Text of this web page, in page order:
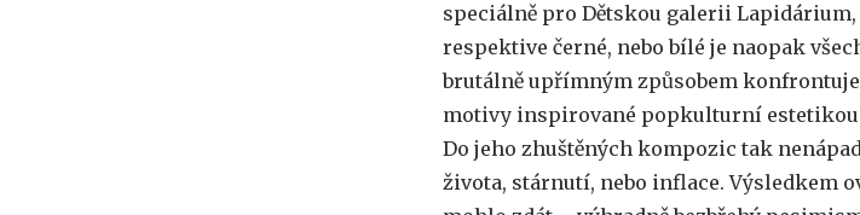
speciálně pro Dětskou galerii
respektive černé, nebo bílé je naopak
brutálně upřímným způsobem
motivy inspirované popkulturní estetikou
Do jeho zhuštěných kompozic tak
života, stárnutí, nebo inflace. Výsledkem